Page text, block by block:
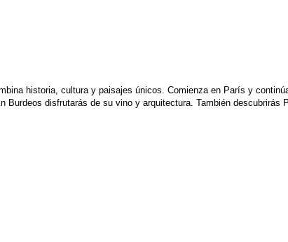
historia, cultura y paisajes únicos. Comienza en París y
disfrutarás de su vino y arquitectura. También